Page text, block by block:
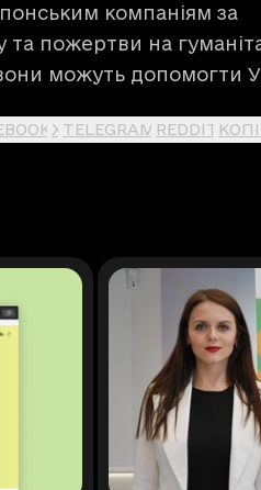
компаніям за
та пожертви на
можуть допомогти
X TELEGRAM REDDIT